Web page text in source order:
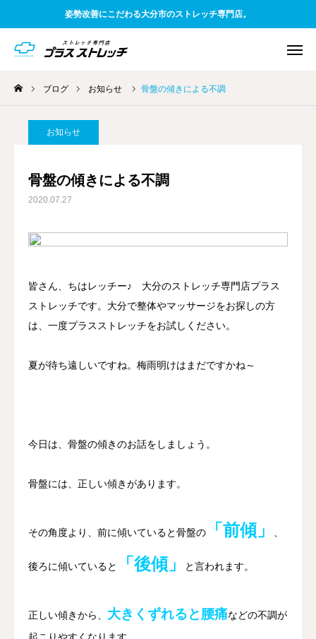
姿勢改善にこだわる大分市のストレッチ専門店。
ブログ お知らせ 骨盤の傾きによる不調
お知らせ
骨盤の傾きによる不調
2020.07.27
皆さん、ちはレッチー♪ 大分のストレッチ専門店プラス
ストレッチです。大分で整体やマッサージをお探しの方
は、一度プラスストレッチをお試しください。
夏が待ち遠しいですね。梅雨明けはまだですかね～
今日は、骨盤の傾きのお話をしましょう。
骨盤には、正しい傾きがあります。
その角度より、前に傾いていると骨盤の 「前傾」
後ろに傾いていると 「後傾」 と言われます。
正しい傾きから、 大きくずれると腰痛などの不調が
WEB予約
電話予約
TOP
初めての方へ
企業様向け
ご予約/お問合せ